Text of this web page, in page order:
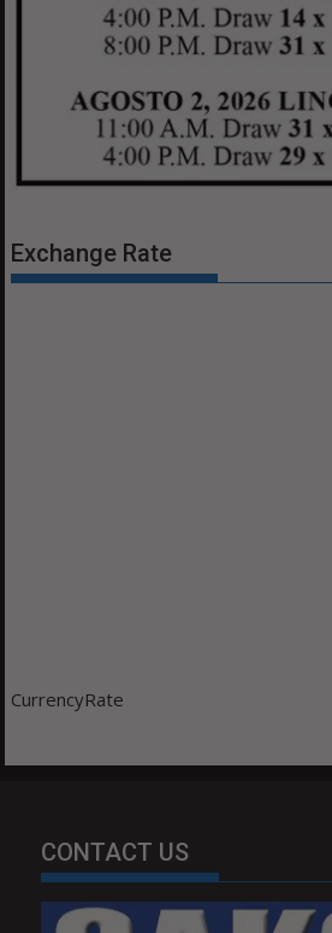
Exchange Rate
CurrencyRate
CONTACT US